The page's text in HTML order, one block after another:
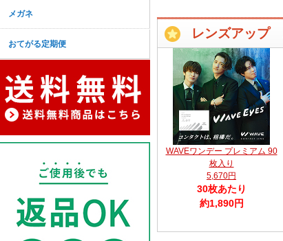
メガネ
おてがる定期便
レンズアップ
WAVEワンデー プレミアム 90
枚入り
5,670円
30枚あたり
約1,890円